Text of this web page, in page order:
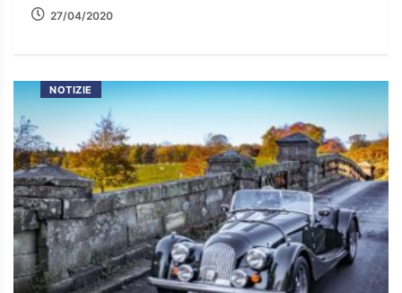
27/04/2020
NOTIZIE